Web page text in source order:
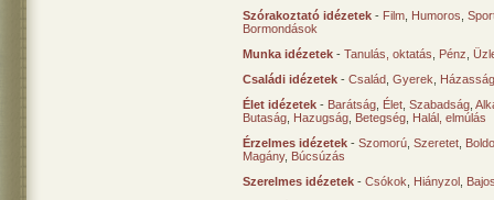
Szórakoztató idézetek - Film Humoros
Bormondások
Munka idézetek - Tanulás, oktatás Pénz
Családi idézetek - Család Gyerek
Élet idézetek - Barátság Élet Szabadság
Butaság Hazugság Betegség Halál, elmúlás
Érzelmes idézetek - Szomorú Szeretet
Magány, Búcsúzás
Szerelmes idézetek - Csókok Hiányzol